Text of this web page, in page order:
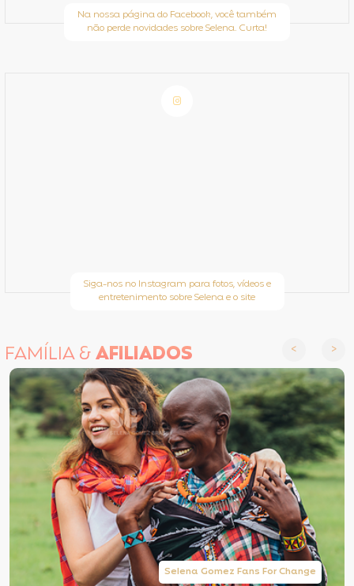
Na nossa página do Facebook, você também
não perde novidades sobre Selena. Curta!
Siga-nos no Instagram para fotos, vídeos e
entretenimento sobre Selena e o site
FAMÍLIA &AFILIADOS
Selena Gomez Fans For Change